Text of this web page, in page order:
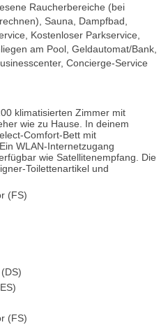
Raucherbereiche (bei
Sauna, Dampfbad,
Kostenloser Parkservice,
am Pool, Geldautomat/Bank,
Concierge-Service
klimatisierten Zimmer mit
wie zu Hause. In deinem
Comfort-Bett mit
WLAN-Internetzugang
wie Satellitenempfang. Die
Toilettenartikel und
(FS)
(FS)